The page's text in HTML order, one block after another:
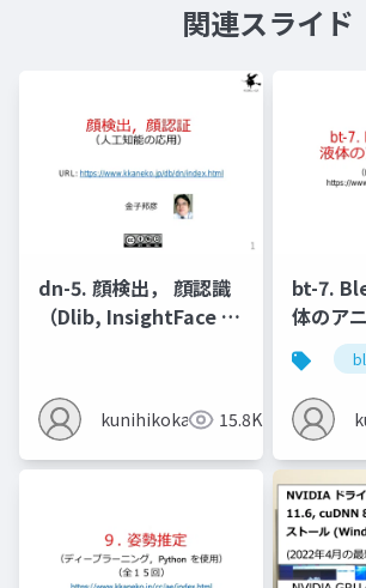
関連スライド
dn-5. 顔検出， 顔認識
（Dlib, InsightFace を
kunihikokaneko15.8K
bt-7.
体のア